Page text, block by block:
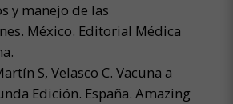
y manejo de las
México. Editorial Médica
S, Velasco C. Vacuna a
Edición. España. Amazing